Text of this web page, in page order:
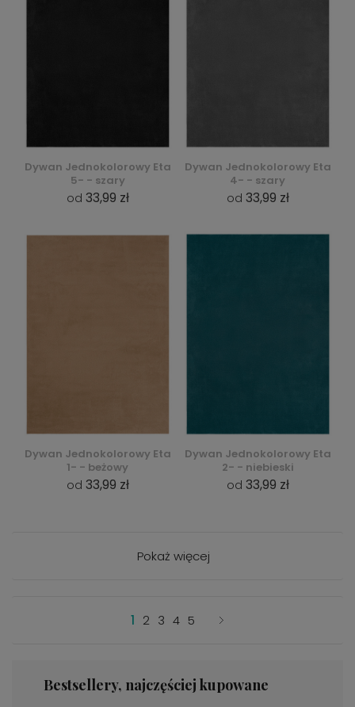
Dywan Jednokolorowy Eta
5- - szary
od 33,99 zł
Dywan Jednokolorowy Eta
4- - szary
od 33,99 zł
Dywan Jednokolorowy Eta
1- - beżowy
od 33,99 zł
Dywan Jednokolorowy Eta
2- - niebieski
od 33,99 zł
Pokaż więcej
1 2 3 4 5
Bestsellery, najczęściej kupowane